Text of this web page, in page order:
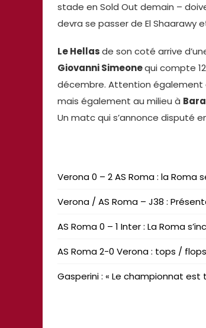
stade en Sold Out demain –
devra se passer de El Shaarawy
Le Hellasde son coté arrive
Giovanni Simeonequi compte
décembre. Attention également
mais également au milieu à
Un matc qui s’annonce disputé
Verona 0 – 2 AS Roma : la Roma
Verona / AS Roma – J38 :
AS Roma 0 – 1 Inter : La Roma
AS Roma 2-0 Verona : tops /
Gasperini : « Le championnat